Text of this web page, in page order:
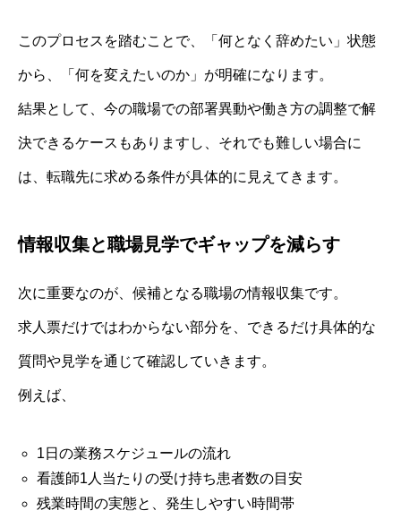
このプロセスを踏むことで、「何となく辞めたい」状態
から、「何を変えたいのか」が明確になります。
結果として、今の職場での部署異動や働き方の調整で解
決できるケースもありますし、それでも難しい場合に
は、転職先に求める条件が具体的に見えてきます。
情報収集と職場見学でギャップを減らす
次に重要なのが、候補となる職場の情報収集です。
求人票だけではわからない部分を、できるだけ具体的な
質問や見学を通じて確認していきます。
例えば、
1日の業務スケジュールの流れ
看護師1人当たりの受け持ち患者数の目安
残業時間の実態と、発生しやすい時間帯